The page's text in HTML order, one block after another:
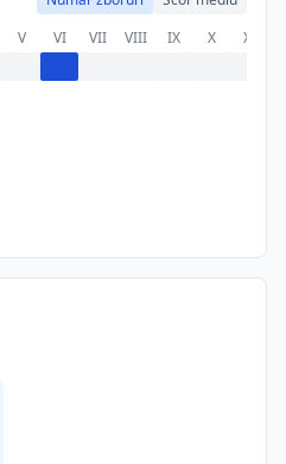
V VI VII VIII IX X XI